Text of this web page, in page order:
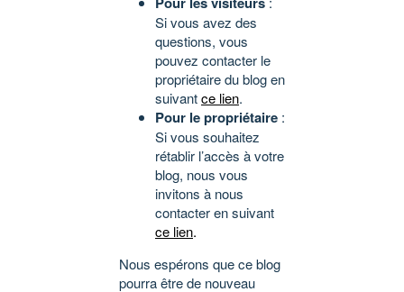
Si vous avez des
questions, vous
pouvez contacter le
propriétaire du blog en
suivantce lien.
Pour le propriétaire :
Si vous souhaitez
rétablir l’accès à votre
blog, nous vous
invitons à nous
contacter en suivant
ce lien.
Nous espérons que ce blog
pourra être de nouveau